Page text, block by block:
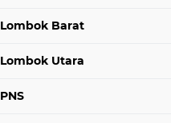
Lombok Barat
Lombok Utara
PNS